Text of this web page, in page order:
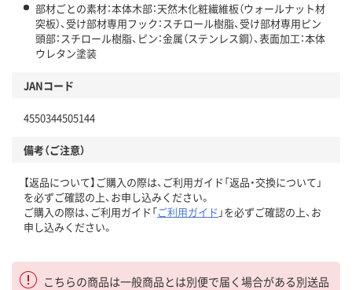
部材ごとの素材：本体木部：天然木化粧繊維板（ウォールナット材
突板）、受け部材専用フック：スチロール樹脂、受け部材専用ピン
頭部：スチロール樹脂、ピン：金属（ステンレス鋼）、表面加工：本体
ウレタン塗装
JANコード
4550344505144
備考（ご注意）
【返品について】ご購入の際は、ご利用ガイド「返品・交換について」
を必ずご確認の上、お申し込みください。
ご購入の際は、ご利用ガイド「ご利用ガイド 」を必ずご確認の上、お
申し込みください。
こちらの商品は一般商品とは別便で届く場合がある別送品